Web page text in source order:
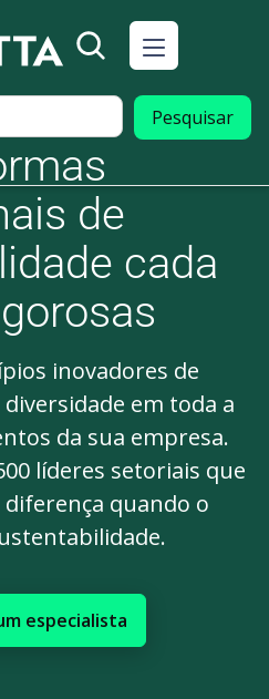
de
cada
inovadores de
em toda a
da sua empresa.
líderes setoriais que
quando o
especialista